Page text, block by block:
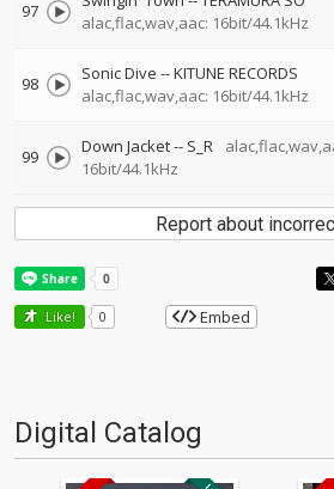
97
alac,flac,wav,aac: 16bit/44.1kHz
98 Sonic Dive --KITUNE RECORDS
alac,flac,wav,aac: 16bit/44.1kHz
99 Down Jacket-- S_R
16bit/44.1kHz
Report about
Like! 0 Embed
Digital Catalog